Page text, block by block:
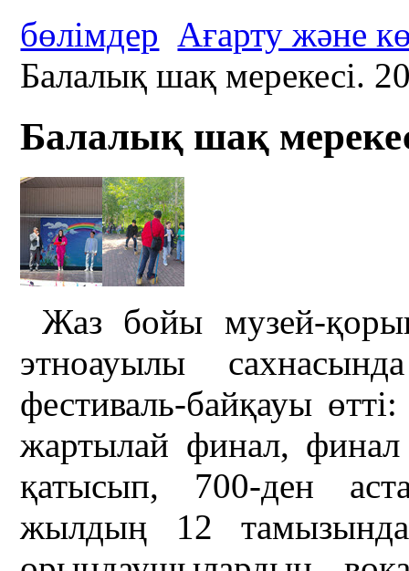
бөлімдер Ағарту және
Балалық шақ мерекесі.
Балалық шақ
Жаз бойы музей-
этноауылы
фестиваль-байқауы
жартылай финал,
қатысып, 700-ден
жылдың 12